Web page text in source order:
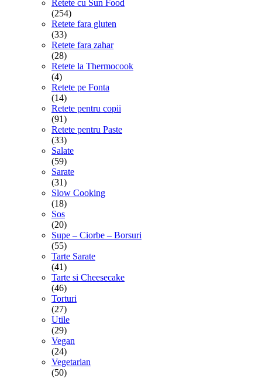
Retete cu Sun Food
(254)
Retete fara gluten
(33)
Retete fara zahar
(28)
Retete la Thermocook
(4)
Retete pe Fonta
(14)
Retete pentru copii
(91)
Retete pentru Paste
(33)
Salate
(59)
Sarate
(31)
Slow Cooking
(18)
Sos
(20)
Supe – Ciorbe – Borsuri
(55)
Tarte Sarate
(41)
Tarte si Cheesecake
(46)
Torturi
(27)
Utile
(29)
Vegan
(24)
Vegetarian
(50)